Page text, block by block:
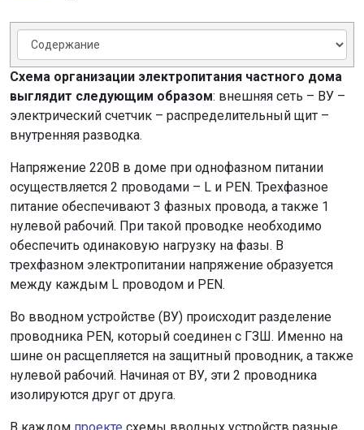
Схема организации электропитания частного дома
выглядит следующим образом: внешняя сеть – ВУ –
электрический счетчик – распределительный щит –
внутренняя разводка.
Напряжение 220В в доме при однофазном питании
осуществляется 2 проводами – L и PEN. Трехфазное
питание обеспечивают 3 фазных провода, а также 1
нулевой рабочий. При такой проводке необходимо
обеспечить одинаковую нагрузку на фазы. В
трехфазном электропитании напряжение образуется
между каждым L проводом и PEN.
Во вводном устройстве (ВУ) происходит разделение
проводника PEN, который соединен с ГЗШ. Именно на
шине он расщепляется на защитный проводник, а также
нулевой рабочий. Начиная от ВУ, эти 2 проводника
изолируются друг от друга.
В каждом проекте схемы вводных устройств разные,